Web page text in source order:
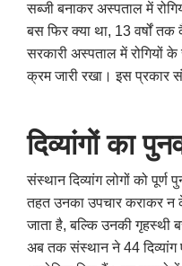
सब्जी बनाकर अस्पताल में
बस फिर क्या था, 13 वर्षों
सरकारी अस्पताल में रोगियों
क्रम जारी रखा। इस प्रकार
दिव्यांगों का
संस्थान दिव्यांग लोगों को
तहत उनका उपचार कराकर न
जाता है,बल्कि उनकी गृहस्थी
अब तक संस्थान ने 44 दिव्यांग